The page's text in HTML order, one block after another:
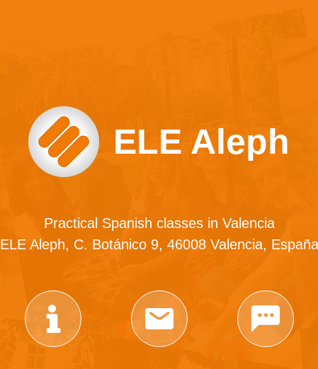
ELE Aleph
Practical Spanish classes in Valencia
ELE Aleph, C. Botánico 9, 46008 Valencia, España